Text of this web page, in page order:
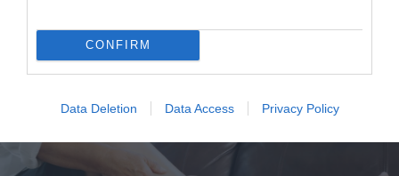
CONFIRM
Data Deletion Data Access Privacy Policy